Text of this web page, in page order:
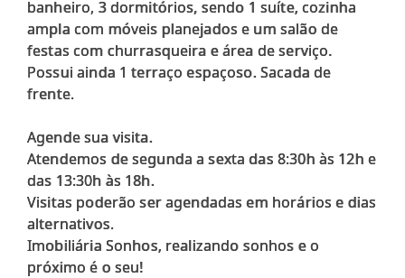
banheiro, 3 dormitórios, sendo 1 suíte, cozinha
ampla com móveis planejados e um salão de
festas com churrasqueira e área de serviço.
Possui ainda 1 terraço espaçoso. Sacada de
frente.
Agende sua visita.
Atendemos de segunda a sexta das 8:30h às 12h e
das 13:30h às 18h.
Visitas poderão ser agendadas em horários e dias
alternativos.
Imobiliária Sonhos, realizando sonhos e o
próximo é o seu!